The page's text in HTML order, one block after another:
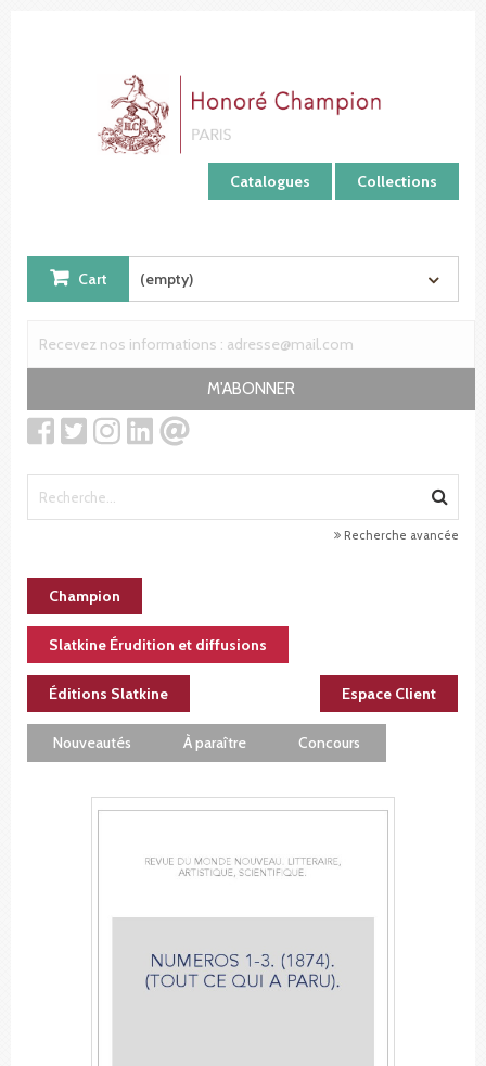
Catalogues Collections
Cart (empty)
M'ABONNER
Recherche avancée
Champion
Slatkine Érudition et diffusions
Éditions Slatkine Espace Client
Nouveautés À paraître Concours